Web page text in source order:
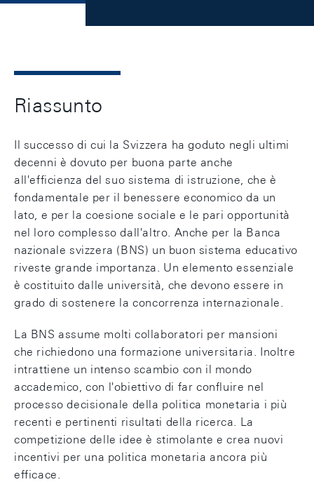
Riassunto
Il successo di cui la Svizzera ha goduto negli ultimi
decenni è dovuto per buona parte anche
all'efficienza del suo sistema di istruzione, che è
fondamentale per il benessere economico da un
lato, e per la coesione sociale e le pari opportunità
nel loro complesso dall'altro. Anche per la Banca
nazionale svizzera (BNS) un buon sistema educativo
riveste grande importanza. Un elemento essenziale
è costituito dalle università, che devono essere in
grado di sostenere la concorrenza internazionale.
La BNS assume molti collaboratori per mansioni
che richiedono una formazione universitaria. Inoltre
intrattiene un intenso scambio con il mondo
accademico, con l'obiettivo di far confluire nel
processo decisionale della politica monetaria i più
recenti e pertinenti risultati della ricerca. La
competizione delle idee è stimolante e crea nuovi
incentivi per una politica monetaria ancora più
efficace.